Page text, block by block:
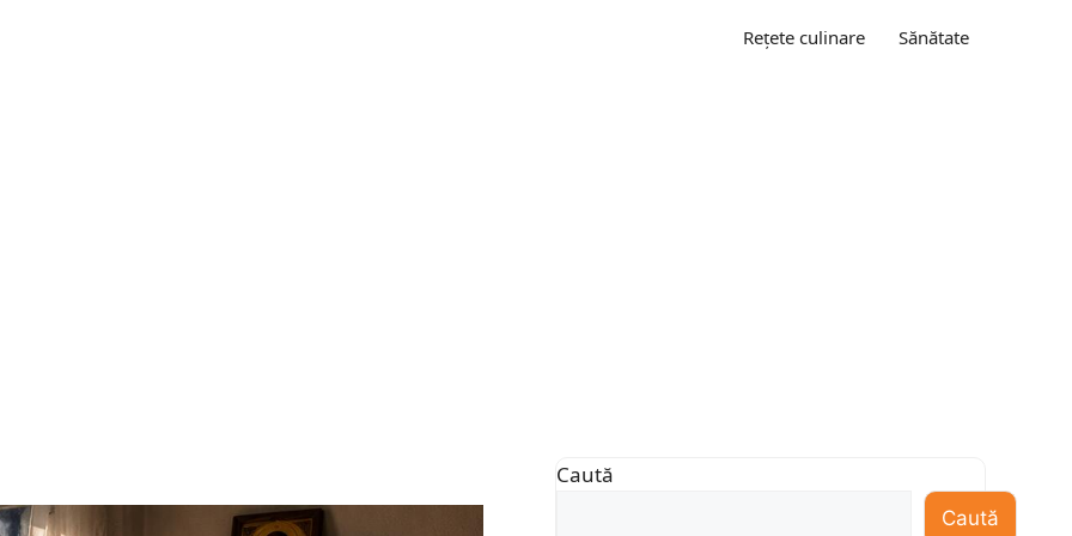
Rețete culinare Sănătate
Caută
Caută